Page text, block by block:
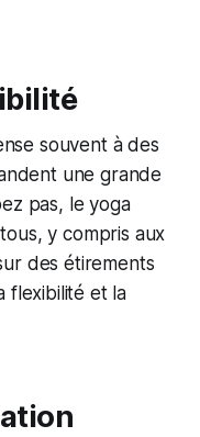
souvent à des
une grande
pas, le yoga
y compris aux
des étirements
flexibilité et la